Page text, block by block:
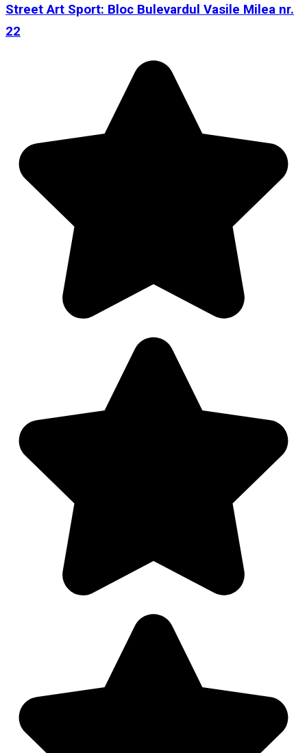
Street Art Sport: Bloc Bulevardul Vasile Milea nr.
22